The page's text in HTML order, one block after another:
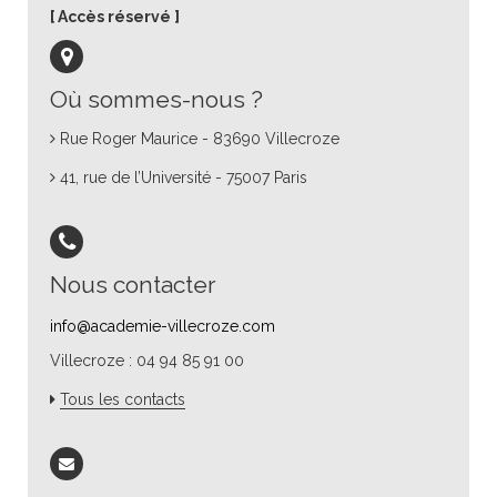
Où sommes-nous ?
Rue Roger Maurice - 83690 Villecroze
41, rue de l’Université - 75007 Paris
Nous contacter
info@academie-villecroze.com
Villecroze : 04 94 85 91 00
Tous les contacts
Accès réservé